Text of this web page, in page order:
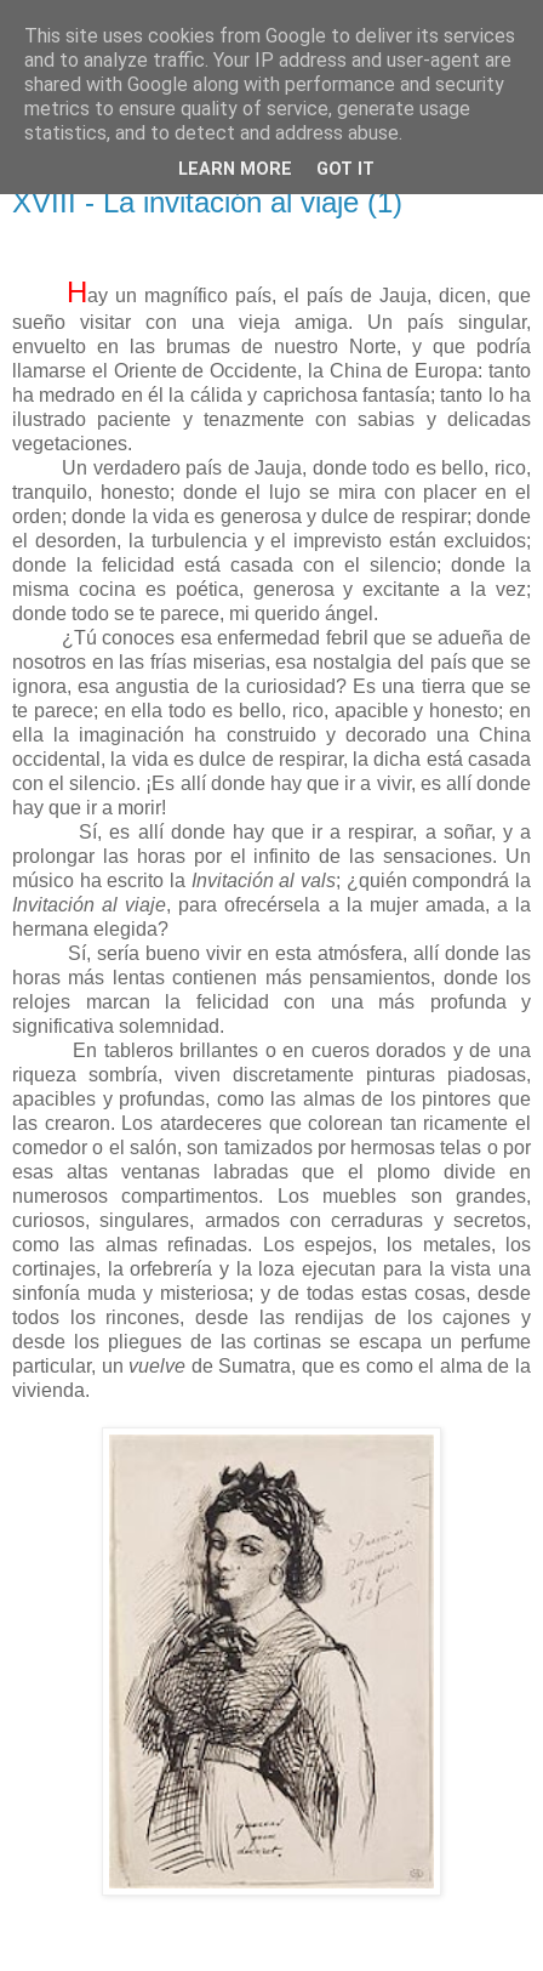
El pisapapeles de Karlsbad
Páginas de un escritor rural
domingo, 30 de abril de 2017
XVIII - La invitación al viaje (1)
Hay un magnífico país, el país de Jauja, dicen, que
sueño visitar con una vieja amiga. Un país singular,
envuelto en las brumas de nuestro Norte, y que podría
llamarse el Oriente de Occidente, la China de Europa: tanto
ha medrado en él la cálida y caprichosa fantasía; tanto lo ha
ilustrado paciente y tenazmente con sabias y delicadas
vegetaciones.
Un verdadero país de Jauja, donde todo es bello, rico,
tranquilo, honesto; donde el lujo se mira con placer en el
orden; donde la vida es generosa y dulce de respirar; donde
el desorden, la turbulencia y el imprevisto están excluidos;
donde la felicidad está casada con el silencio; donde la
misma cocina es poética, generosa y excitante a la vez;
donde todo se te parece, mi querido ángel.
¿Tú conoces esa enfermedad febril que se adueña de
nosotros en las frías miserias, esa nostalgia del país que se
ignora, esa angustia de la curiosidad? Es una tierra que se
te parece; en ella todo es bello, rico, apacible y honesto; en
ella la imaginación ha construido y decorado una China
occidental, la vida es dulce de respirar, la dicha está casada
con el silencio. ¡Es allí donde hay que ir a vivir, es allí donde
hay que ir a morir!
Sí, es allí donde hay que ir a respirar, a soñar, y a
prolongar las horas por el infinito de las sensaciones. Un
músico ha escrito la Invitación al vals; ¿quién compondrá la
Invitación al viaje, para ofrecérsela a la mujer amada, a la
hermana elegida?
Sí, sería bueno vivir en esta atmósfera, allí donde las
horas más lentas contienen más pensamientos, donde los
relojes marcan la felicidad con una más profunda y
significativa solemnidad.
En tableros brillantes o en cueros dorados y de una
riqueza sombría, viven discretamente pinturas piadosas,
apacibles y profundas, como las almas de los pintores que
las crearon. Los atardeceres que colorean tan ricamente el
comedor o el salón, son tamizados por hermosas telas o por
esas altas ventanas labradas que el plomo divide en
numerosos compartimentos. Los muebles son grandes,
curiosos, singulares, armados con cerraduras y secretos,
como las almas refinadas. Los espejos, los metales, los
cortinajes, la orfebrería y la loza ejecutan para la vista una
sinfonía muda y misteriosa; y de todas estas cosas, desde
todos los rincones, desde las rendijas de los cajones y
desde los pliegues de las cortinas se escapa un perfume
particular, un vuelve de Sumatra, que es como el alma de la
vivienda.
This site uses cookies from Google to deliver its services
and to analyze traffic. Your IP address and user-agent are
shared with Google along with performance and security
metrics to ensure quality of service, generate usage
statistics, and to detect and address abuse.
LEARN MORE GOT IT